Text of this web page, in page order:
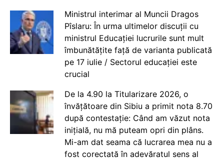
Ministrul interimar al Muncii Dragos
Pîslaru: În urma ultimelor discuții cu
ministrul Educației lucrurile sunt mult
îmbunătățite față de varianta publicată
pe 17 iulie / Sectorul educației este
crucial
De la 4.90 la Titularizare 2026, o
învățătoare din Sibiu a primit nota 8.70
după contestație: Când am văzut nota
inițială, nu mă puteam opri din plâns.
Mi-am dat seama că lucrarea mea nu a
fost corectată în adevăratul sens al